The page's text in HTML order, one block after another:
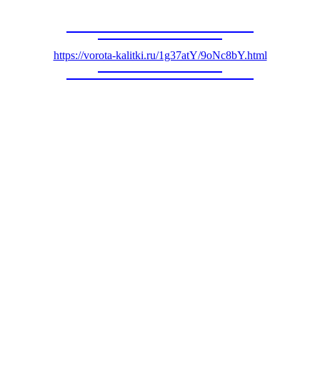
https://vorota-kalitki.ru/1g37atY/9oNc8bY.html